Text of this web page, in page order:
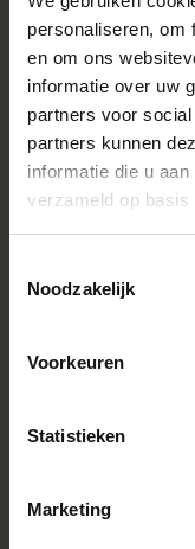
personaliseren, om
en om ons
informatie over uw
partners voor
partners kunnen
informatie die u
verzameld op
Noodzakelijk
Voorkeuren
Statistieken
Marketing
SPECIFICATIONS
CONSTRUCTION
Caractéristiques
Instagram Widget